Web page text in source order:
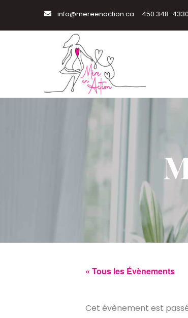
info@mereenaction.ca 450 348-4330
« Tous les Évènements
Cet évènement est